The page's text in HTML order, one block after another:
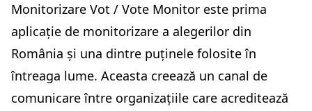
Monitorizare Vot / Vote Monitor este prima
aplicație de monitorizare a alegerilor din
România și una dintre puținele folosite în
întreaga lume. Aceasta creează un canal de
comunicare între organizațiile care acreditează